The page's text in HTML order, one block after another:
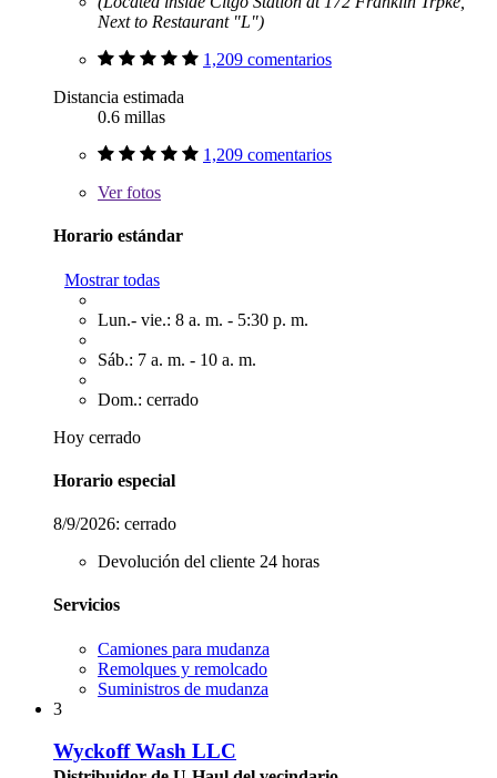
Next to Restaurant "L")
1,209 comentarios
Distancia estimada
0.6 millas
1,209 comentarios
Verfotos
Horario estándar
Mostrar todas
Lun.- vie.: 8 a. m. - 5:30 p. m.
Sáb.: 7 a. m. - 10 a. m.
Dom.: cerrado
Hoy cerrado
Horario especial
8/9/2026: cerrado
Devolución del cliente 24 horas
Servicios
Camiones para mudanza
Remolques y remolcado
Suministros de mudanza
3
Wyckoff Wash LLC